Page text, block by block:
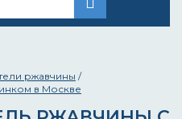
ржавчины /
в Москве